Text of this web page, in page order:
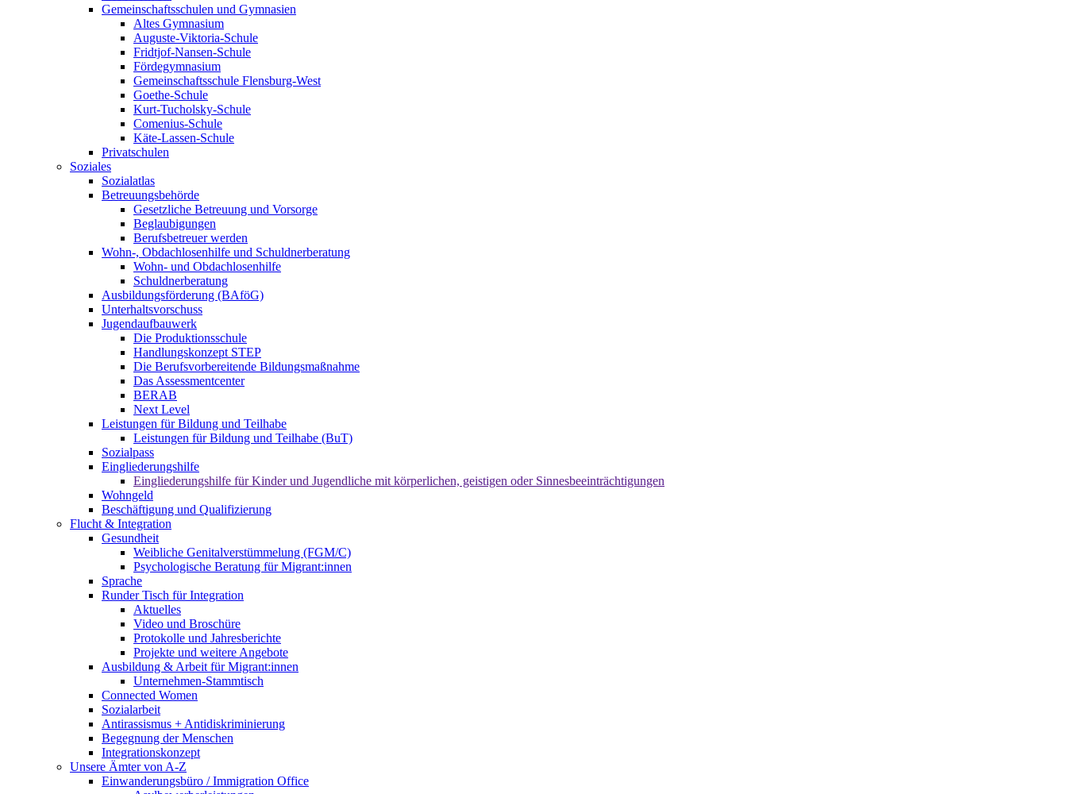
Gemeinschaftsschulen und Gymnasien
Altes Gymnasium
Auguste-Viktoria-Schule
Fridtjof-Nansen-Schule
Fördegymnasium
Gemeinschaftsschule Flensburg-West
Goethe-Schule
Kurt-Tucholsky-Schule
Comenius-Schule
Käte-Lassen-Schule
Privatschulen
Soziales
Sozialatlas
Betreuungsbehörde
Gesetzliche Betreuung und Vorsorge
Beglaubigungen
Berufsbetreuer werden
Wohn-, Obdachlosenhilfe und Schuldnerberatung
Wohn- und Obdachlosenhilfe
Schuldnerberatung
Ausbildungsförderung (BAföG)
Unterhaltsvorschuss
Jugendaufbauwerk
Die Produktionsschule
Handlungskonzept STEP
Die Berufsvorbereitende Bildungsmaßnahme
Das Assessmentcenter
BERAB
Next Level
Leistungen für Bildung und Teilhabe
Leistungen für Bildung und Teilhabe (BuT)
Sozialpass
Eingliederungshilfe
Eingliederungshilfe für Kinder und Jugendliche mit körperlichen, geistigen oder Sinnesbeeinträchtigungen
Wohngeld
Beschäftigung und Qualifizierung
Flucht & Integration
Gesundheit
Weibliche Genitalverstümmelung (FGM/C)
Psychologische Beratung für Migrant:innen
Sprache
Runder Tisch für Integration
Aktuelles
Video und Broschüre
Protokolle und Jahresberichte
Projekte und weitere Angebote
Ausbildung & Arbeit für Migrant:innen
Unternehmen-Stammtisch
Connected Women
Sozialarbeit
Antirassismus + Antidiskriminierung
Begegnung der Menschen
Integrationskonzept
Unsere Ämter von A-Z
Einwanderungsbüro / Immigration Office